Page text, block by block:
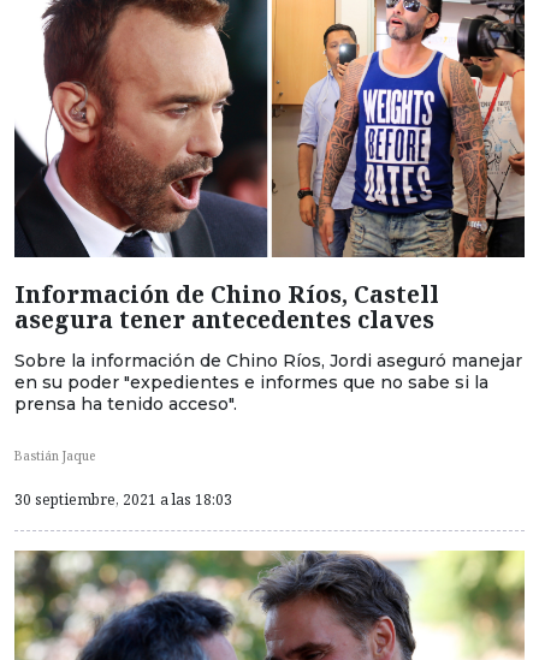
Información de Chino Ríos, Castell
asegura tener antecedentes claves
Sobre la información de Chino Ríos, Jordi aseguró manejar
en su poder "expedientes e informes que no sabe si la
prensa ha tenido acceso".
Bastián Jaque
30 septiembre, 2021 a las 18:03